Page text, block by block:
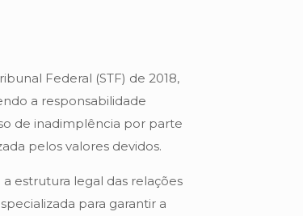
Federal (STF) de 2018,
a responsabilidade
de inadimplência por parte
pelos valores devidos.
estrutura legal das relações
para garantir a